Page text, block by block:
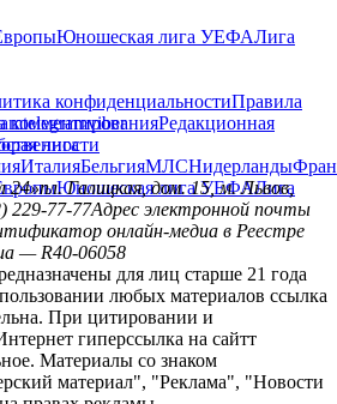
Юношеская лига УЕФАЛига
конфиденциальностиПравила
комментированияРедакционная
telegramviber
лига
ИталияБельгияМЛСНидерланды
Юношеская лига УЕФАЛига
24»пл. Галицкая, дом. 15, м. Львов,
229-77-77Адрес электронной почты
онлайн-медиа в Реестре
— R40-06058
для лиц старше 21 года
любых материалов ссылка
При цитировании и
гиперссылка на сайтт
Материалы со знаком
материал", "Реклама", "Новости